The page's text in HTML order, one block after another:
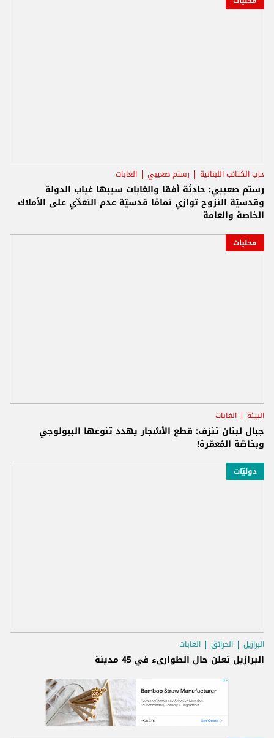
حزب الكتائب اللبنانية رستم صعيبي الغابات
رستم صعيبي: حادثة أفقا والغابات سببها غياب الدولة
وقدسيّة النزوح توازي تمامًا قدسيّة عدم التعدّي على الأملاك
الخاصة والعامة
محليات
البيئة الغابات
جبال لبنان تنزف: قطع الأشجار يهدد تنوعها البيولوجي
وبخاصّة المُعمّرة!
دوليّات
البرازيل الحرائق الغابات
البرازيل تعلن حال الطوارىء في 45 مدينة